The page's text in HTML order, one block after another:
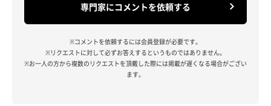
専門家にコメントを依頼する
※コメントを依頼するには会員登録が必要です。
※リクエストに対して必ずお答えするというものではありません。
※お一人の方から複数のリクエストを頂戴した際には掲載が遅くなる場合がござい
ます。